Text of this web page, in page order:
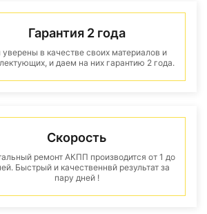
Гарантия 2 года
в качестве своих материалов и
и даем на них гарантию 2 года.
Скорость
ремонт АКПП производится от 1 до
Быстрый и качественнвй результат за
пару дней !